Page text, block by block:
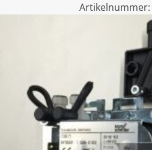
Artikelnummer: